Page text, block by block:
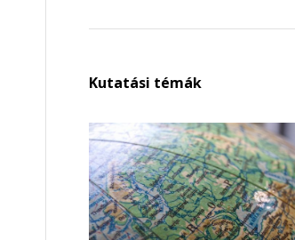
Kutatási témák